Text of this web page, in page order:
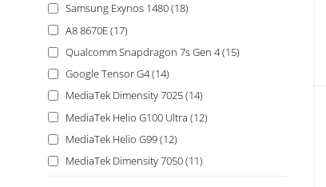
Samsung Exynos 1480 (18)
A8 8670E (17)
Qualcomm Snapdragon 7s Gen 4 (15)
Google Tensor G4 (14)
MediaTek Dimensity 7025 (14)
MediaTek Helio G100 Ultra (12)
MediaTek Helio G99 (12)
MediaTek Dimensity 7050 (11)